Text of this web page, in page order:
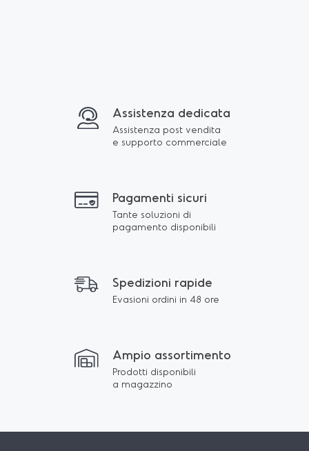
Assistenza dedicata
Assistenza post vendita
e supporto commerciale
Pagamenti sicuri
Tante soluzioni di
pagamento disponibili
Spedizioni rapide
Evasioni ordini in 48 ore
Ampio assortimento
Prodotti disponibili
a magazzino